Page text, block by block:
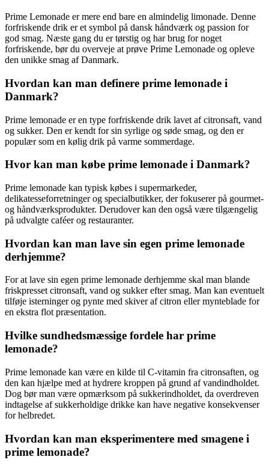
Prime Lemonade er mere end bare en almindelig limonade. Denne
forfriskende drik er et symbol på dansk håndværk og passion for
god smag. Næste gang du er tørstig og har brug for noget
forfriskende, bør du overveje at prøve Prime Lemonade og opleve
den unikke smag af Danmark.
Hvordan kan man definere prime lemonade i
Danmark?
Prime lemonade er en type forfriskende drik lavet af citronsaft, vand
og sukker. Den er kendt for sin syrlige og søde smag, og den er
populær som en kølig drik på varme sommerdage.
Hvor kan man købe prime lemonade i Danmark?
Prime lemonade kan typisk købes i supermarkeder,
delikatesseforretninger og specialbutikker, der fokuserer på gourmet-
og håndværksprodukter. Derudover kan den også være tilgængelig
på udvalgte caféer og restauranter.
Hvordan kan man lave sin egen prime lemonade
derhjemme?
For at lave sin egen prime lemonade derhjemme skal man blande
friskpresset citronsaft, vand og sukker efter smag. Man kan eventuelt
tilføje isterninger og pynte med skiver af citron eller mynteblade for
en ekstra flot præsentation.
Hvilke sundhedsmæssige fordele har prime
lemonade?
Prime lemonade kan være en kilde til C-vitamin fra citronsaften, og
den kan hjælpe med at hydrere kroppen på grund af vandindholdet.
Dog bør man være opmærksom på sukkerindholdet, da overdreven
indtagelse af sukkerholdige drikke kan have negative konsekvenser
for helbredet.
Hvordan kan man eksperimentere med smagene i
prime lemonade?